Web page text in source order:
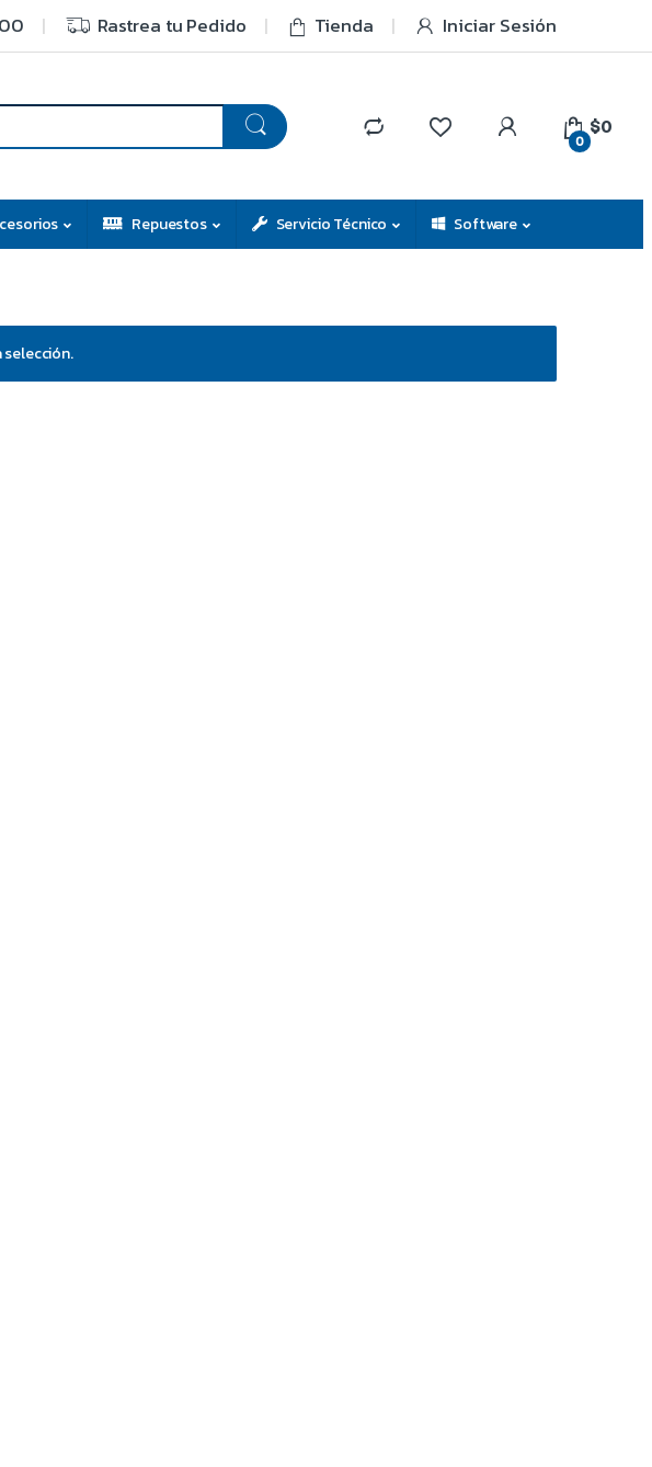
Rastrea tu Pedido Tienda Iniciar Sesión
0
$0
Repuestos Servicio Técnico Software